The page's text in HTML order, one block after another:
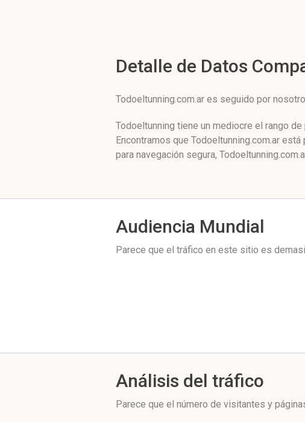
Detalle de Datos
Todoeltunning.com.ar es seguido por
Todoeltunning tiene un mediocre el rango
Encontramos que Todoeltunning.com.ar
para navegación segura,
Audiencia Mundial
Parece que el tráfico en este sitio es
Análisis del tráfico
Parece que el número de visitantes y